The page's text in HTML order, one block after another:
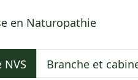
Branche et